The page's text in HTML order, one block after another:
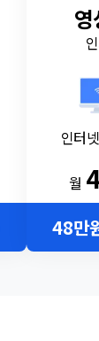
인터
월
48만